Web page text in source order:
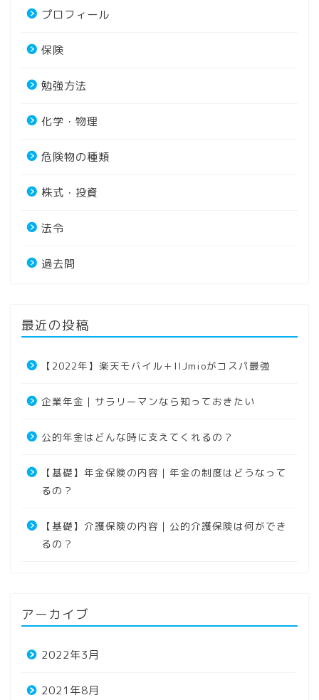
プロフィール
保険
勉強方法
化学・物理
危険物の種類
株式・投資
法令
過去問
最近の投稿
【2022年】楽天モバイル＋IIJmioがコスパ最強
企業年金｜サラリーマンなら知っておきたい
公的年金はどんな時に支えてくれるの？
【基礎】年金保険の内容｜年金の制度はどうなって
るの？
【基礎】介護保険の内容｜公的介護保険は何ができ
るの？
アーカイブ
2022年3月
2021年8月